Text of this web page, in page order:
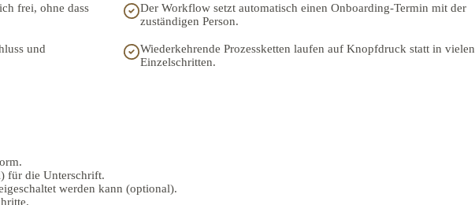
frei, ohne dass
Der Workflow setzt automatisch einen Onboarding-Termin mit der
zuständigen Person.
und
Wiederkehrende Prozessketten laufen auf Knopfdruck statt in vielen
Einzelschritten.
für die Unterschrift.
werden kann (optional).